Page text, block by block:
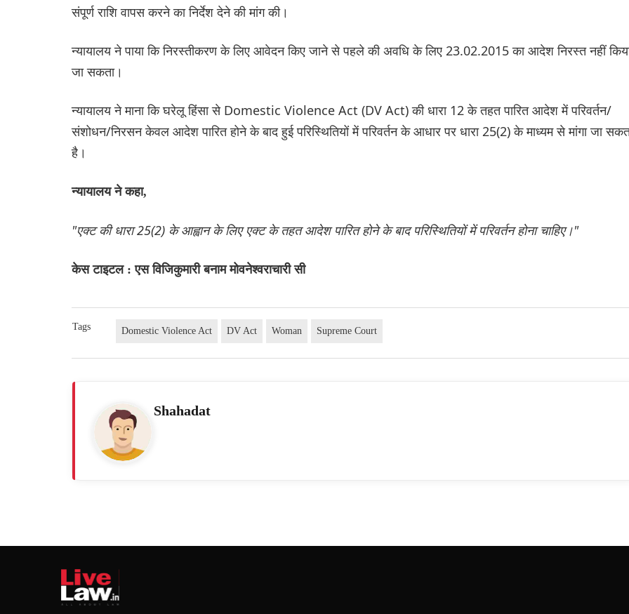
संपूर्ण राशि वापस करने का निर्देश देने की मांग की।
न्यायालय ने पाया कि निरस्तीकरण के लिए आवेदन किए जाने से पहले की अवधि के लिए 23.02.2015 का आदेश निरस्त नहीं
जा सकता।
न्यायालय ने माना कि घरेलू हिंसा से Domestic Violence Act (DV Act) की धारा 12 के तहत पारित आदेश में परिवर्तन/
संशोधन/निरसन केवल आदेश पारित होने के बाद हुई परिस्थितियों में परिवर्तन के आधार पर धारा 25(2) के माध्यम से मांगा जा
है।
न्यायालय ने कहा,
"एक्ट की धारा 25(2) के आह्वान के लिए एक्ट के तहत आदेश पारित होने के बाद परिस्थितियों में परिवर्तन होना चाहिए।"
केस टाइटल : एस विजिकुमारी बनाम मोवनेश्वराचारी सी
Tags Domestic Violence Act DV Act Woman Supreme Court
Shahadat